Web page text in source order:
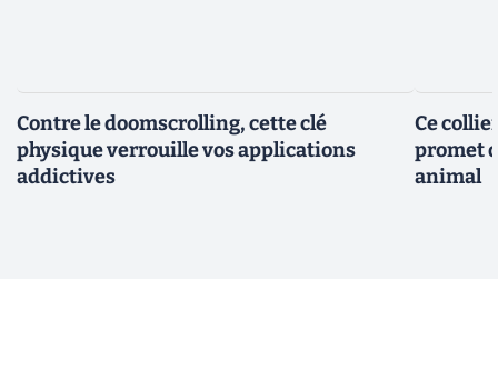
Contre le doomscrolling, cette clé
physique verrouille vos applications
addictives
Ce
promet
animal